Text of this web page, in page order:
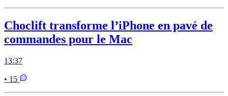
Choclift transforme l’iPhone en pavé de
commandes pour le Mac
13:37
• 15